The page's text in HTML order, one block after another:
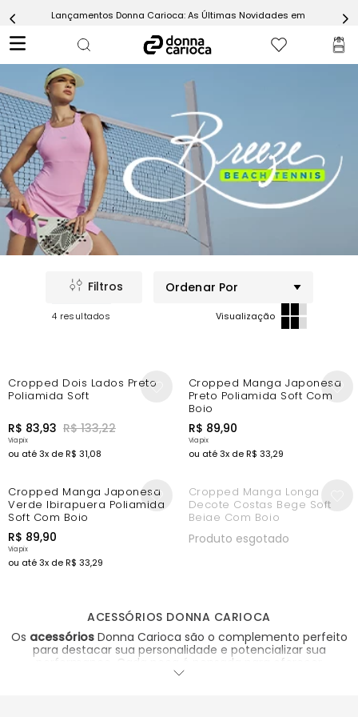
Lançamentos Donna Carioca: As Últimas Novidades em Moda
Ordenar Por
4
-30%
Cropped Dois Lados Preto
Poliamida Soft
R$ 83,93 R$ 133,22
ou até3x deR$ 31,08
Cropped Manga Japonesa
Preto Poliamida Soft Com
Bojo
R$ 89,90
ou até3x deR$ 33,29
Cropped Manga Japonesa
Verde Ibirapuera Poliamida
Soft Com Bojo
R$ 89,90
ou até3x deR$ 33,29
Cropped Manga Longa
Decote Costas Bege Soft
Beige Com Bojo
Produto esgotado
ACESSÓRIOS DONNA CARIOCA
Os acessóriosDonna Carioca são o complemento perfeito
para destacar sua personalidade e potencializar sua
performance. Cada peça é pensada para oferecer
funcionalidade, conforto e aquele toque de sofisticação que
Short
Epic Vermelho
Conjunto
8º Challenge Azul
9º Ultimate Rosa
10ºMacaquinho